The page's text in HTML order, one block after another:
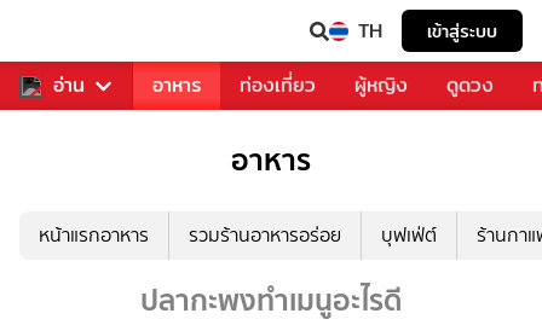
TH เข้าสู่ระบบ
อ่าน
รวงการเพลง อาหาร ท่องเที่ยว ผู้หญิง ดูดวง
อาหาร
หน้าแรกอาหาร รวมร้านอาหารอร่อย บุฟเฟ่ต์ ร้านกา
ปลากะพงทำเมนูอะไรดี